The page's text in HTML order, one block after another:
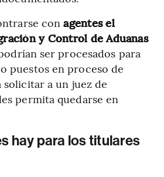
conagentes el
y Control de Aduanas
ser procesados para
puestos en proceso de
a un juez de
permita quedarse en
hay para los titulares